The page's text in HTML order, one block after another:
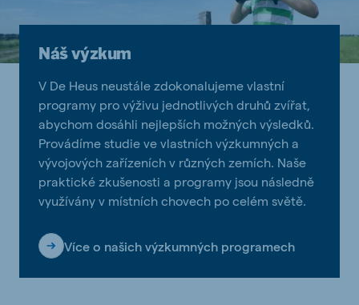
Náš výzkum
V De Heus neustále zdokonalujeme vlastní
programy pro výživu jednotlivých druhů zvířat,
abychom dosáhli nejlepších možných výsledků.
Provádíme studie ve vlastních výzkumných a
vývojových zařízeních v různých zemích. Naše
praktické zkušenosti a programy jsou následně
využívány v místních chovech po celém světě.
Více o našich výzkumných programech